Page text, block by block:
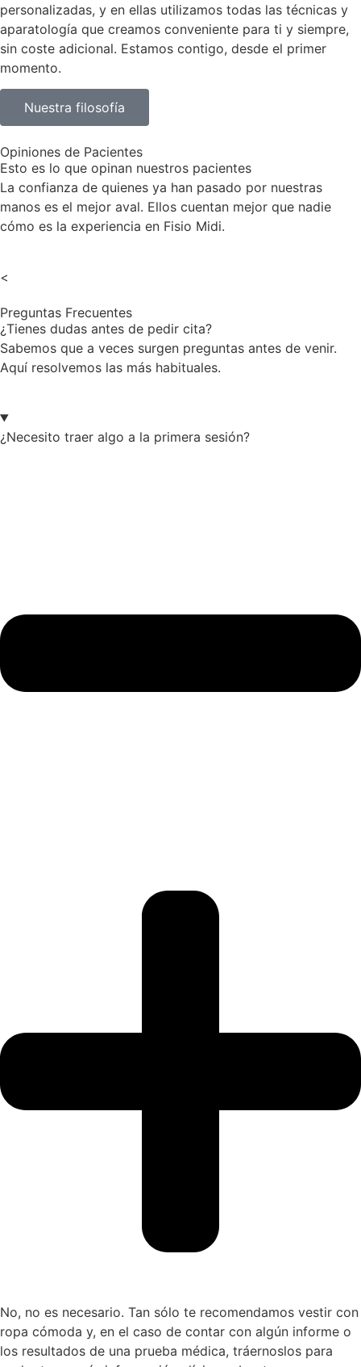
personalizadas, y en ellas utilizamos todas las técnicas y
aparatología que creamos conveniente para ti y siempre,
sin coste adicional. Estamos contigo, desde el primer
momento.
Nuestra filosofía
Opiniones de Pacientes
Esto es lo que opinan nuestros pacientes
La confianza de quienes ya han pasado por nuestras
manos es el mejor aval. Ellos cuentan mejor que nadie
cómo es la experiencia en Fisio Midi.
<
Preguntas Frecuentes
¿Tienes dudas antes de pedir cita?
Sabemos que a veces surgen preguntas antes de venir.
Aquí resolvemos las más habituales.
¿Necesito traer algo a la primera sesión?
No, no es necesario. Tan sólo te recomendamos vestir con
ropa cómoda y, en el caso de contar con algún informe o
los resultados de una prueba médica, tráernoslos para